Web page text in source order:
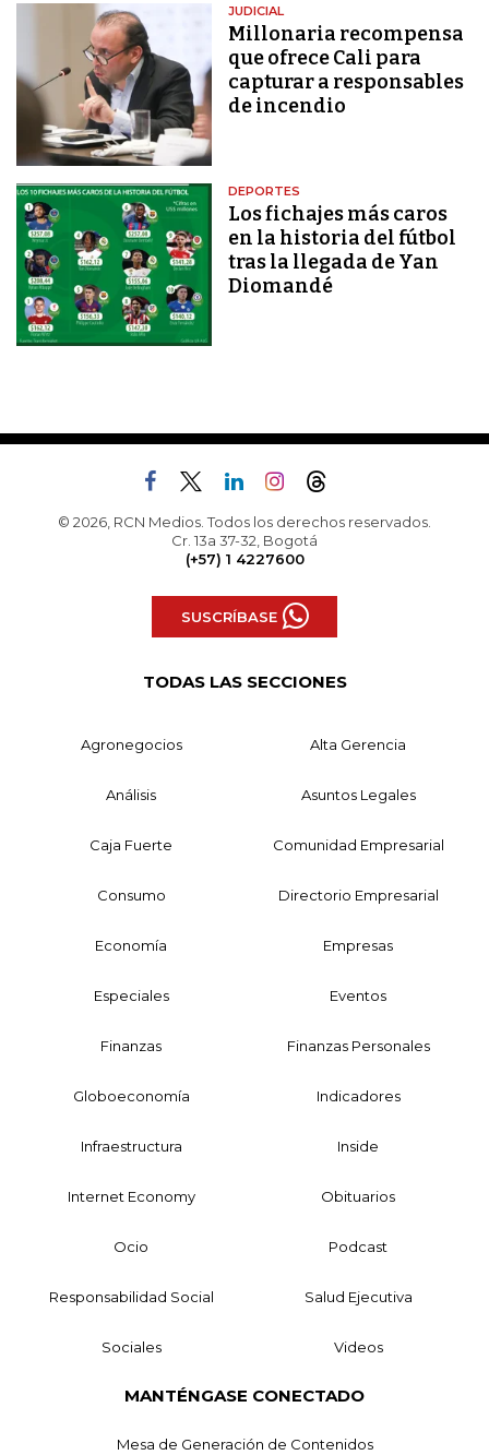
JUDICIAL
Millonaria recompensa
que ofrece Cali para
capturar a responsables
de incendio
DEPORTES
Los fichajes más caros
en la historia del fútbol
tras la llegada de Yan
Diomandé
© 2026, RCN Medios. Todos los derechos reservados.
Cr. 13a 37-32, Bogotá
(+57) 1 4227600
SUSCRÍBASE
TODAS LAS SECCIONES
Agronegocios Alta Gerencia
Análisis Asuntos Legales
Caja Fuerte Comunidad Empresarial
Consumo Directorio Empresarial
Economía Empresas
Especiales Eventos
Finanzas Finanzas Personales
Globoeconomía Indicadores
Infraestructura Inside
Internet Economy Obituarios
Ocio Podcast
Responsabilidad Social Salud Ejecutiva
Sociales Videos
MANTÉNGASE CONECTADO
Mesa de Generación de Contenidos